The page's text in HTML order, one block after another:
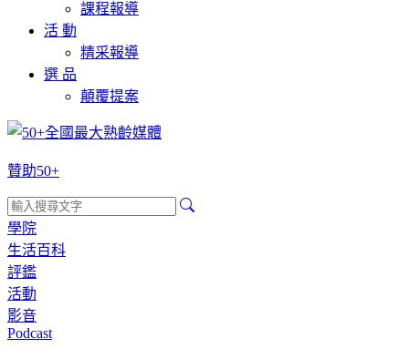
課程報導
活 動
精采報導
選 品
顛覆提案
贊助50+
學院
生活百科
評鑑
活動
影音
Podcast